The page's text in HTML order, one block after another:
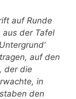
auf Runde
der Tafel
auf den
der die
in
den